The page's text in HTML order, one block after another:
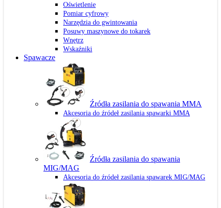
Oświetlenie
Pomiar cyfrowy
Narzędzia do gwintowania
Posuwy maszynowe do tokarek
Wnętrz
Wskaźniki
Spawacze
Źródła zasilania do spawania MMA
Akcesoria do źródeł zasilania spawarki MMA
Źródła zasilania do spawania
MIG/MAG
Akcesoria do źródeł zasilania spawarek MIG/MAG